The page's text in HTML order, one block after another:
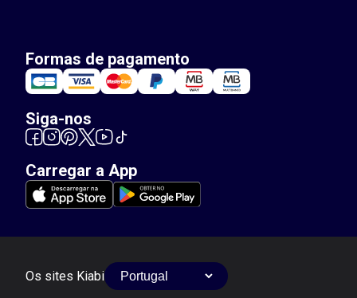
Formas de pagamento
Siga-nos
Carregar a App
Os sites Kiabi